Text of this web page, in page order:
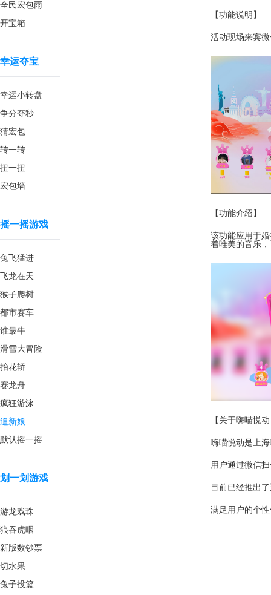
全民宏包雨
开宝箱
幸运夺宝
幸运小转盘
争分夺秒
猜宏包
转一转
扭一扭
宏包墙
摇一摇游戏
兔飞猛进
飞龙在天
猴子爬树
都市赛车
谁最牛
滑雪大冒险
抬花轿
赛龙舟
疯狂游泳
追新娘
默认摇一摇
划一划游戏
游龙戏珠
狼吞虎咽
新版数钞票
切水果
兔子投篮
【功能说明】
活动现场来宾
【功能介绍】
该功能应用于
着唯美的音乐
【关于嗨喵悦
嗨喵悦动是上
用户通过微信
目前已经推出
满足用户的个